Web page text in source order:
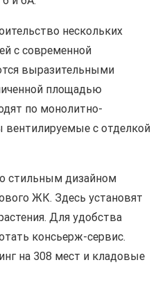
нескольких
с современной
выразительными
площадью
по монолитно-
вентилируемые с отделкой
стильным дизайном
ЖК. Здесь установят
Для удобства
консьерж-сервис.
на 308 мест и кладовые